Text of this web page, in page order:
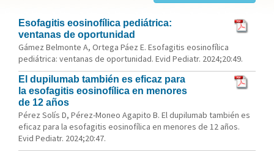
Esofagitis eosinofílica pediátrica:
ventanas de oportunidad
Gámez Belmonte A, Ortega Páez E. Esofagitis eosinofílica
pediátrica: ventanas de oportunidad. Evid Pediatr. 2024;20:49.
El dupilumab también es eficaz para
la esofagitis eosinofílica en menores
de 12 años
Pérez Solís D, Pérez-Moneo Agapito B. El dupilumab también es
eficaz para la esofagitis eosinofílica en menores de 12 años.
Evid Pediatr. 2024;20:47.